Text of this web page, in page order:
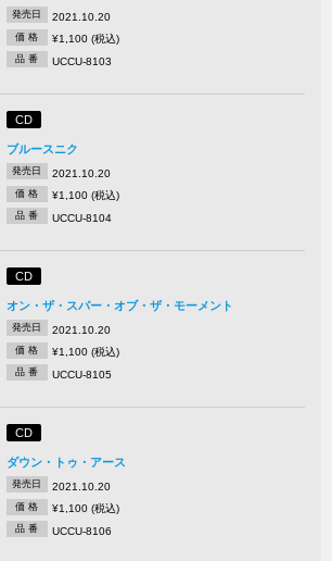
発売日 2021.10.20
価 格 ¥1,100 (税込)
品 番 UCCU-8103
CD
ブルースニク
発売日 2021.10.20
価 格 ¥1,100 (税込)
品 番 UCCU-8104
CD
オン・ザ・スパー・オブ・ザ・モーメント
発売日 2021.10.20
価 格 ¥1,100 (税込)
品 番 UCCU-8105
CD
ダウン・トゥ・アース
発売日 2021.10.20
価 格 ¥1,100 (税込)
品 番 UCCU-8106